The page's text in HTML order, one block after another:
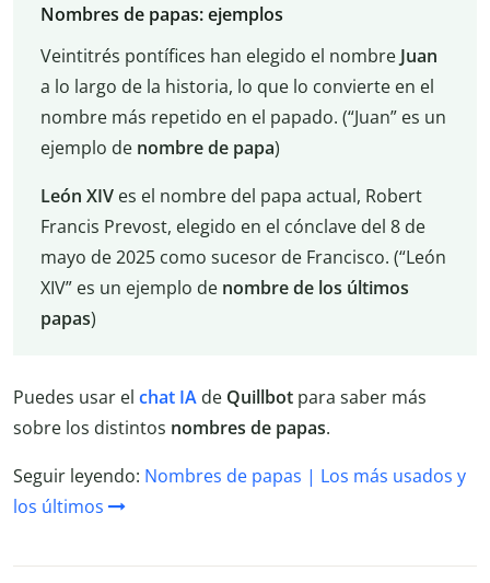
Nombres de papas: ejemplos
Veintitrés pontífices han elegido el nombre Juan
a lo largo de la historia, lo que lo convierte en el
nombre más repetido en el papado. (“Juan” es un
ejemplo de nombre de papa)
León XIVes el nombre del papa actual, Robert
Francis Prevost, elegido en el cónclave del 8 de
mayo de 2025 como sucesor de Francisco. (“León
XIV” es un ejemplo de nombre de los últimos
papas)
Puedes usar el chat IA de Quillbot para saber más
sobre los distintos nombres de papas.
Seguir leyendo: Nombres de papas | Los más usados y
los últimos